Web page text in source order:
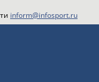
inform@infosport.ru